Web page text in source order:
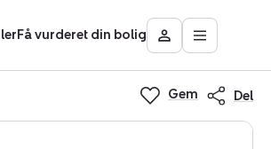
Få vurderet din bolig
Besøg
Mit
Nybolig
Åbn
Gem Del